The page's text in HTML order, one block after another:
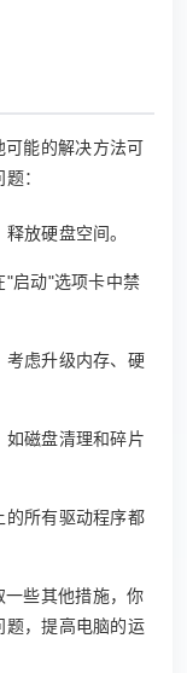
可能的解决方法可
：
放硬盘空间。
"启动"选项卡中禁
考虑升级内存、硬
如磁盘清理和碎片
的所有驱动程序都
一些其他措施，你
题，提高电脑的运